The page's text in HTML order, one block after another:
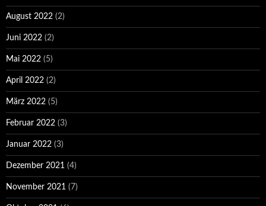
August 2022 (2)
Juni 2022 (2)
Mai 2022 (5)
April 2022 (2)
März 2022 (5)
Februar 2022 (3)
Januar 2022 (3)
Dezember 2021 (4)
November 2021 (7)